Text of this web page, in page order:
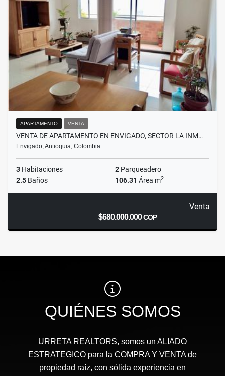
APARTAMENTO VENTA
VENTA DE APARTAMENTO EN ENVIGADO, SECTOR LA INM…
Envigado, Antioquia, Colombia
3 Habitaciones 2 Parqueadero
2.5 Baños 106.31 Área m2
Venta
$680.000.000COP
QUIÉNES SOMOS
URRETA REALTORS, somos un ALIADO
ESTRATEGICO para la COMPRA Y VENTA de
propiedad raíz, con sólida experiencia en